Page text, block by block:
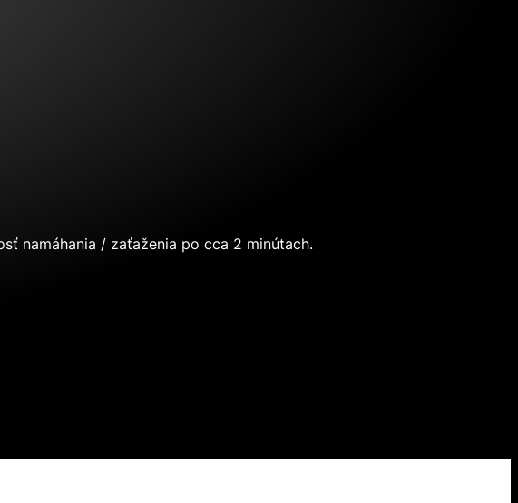
namáhania / zaťaženia po cca 2 minútach.